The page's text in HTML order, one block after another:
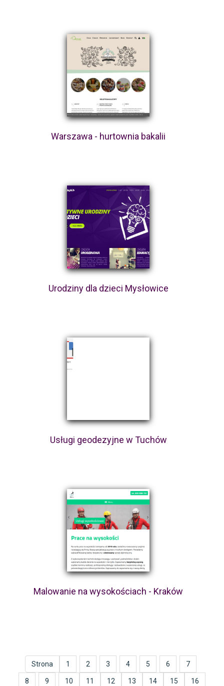
Warszawa - hurtownia bakalii
Urodziny dla dzieci Mysłowice
Usługi geodezyjne w Tuchów
Malowanie na wysokościach - Kraków
Strona 1 2 3 4 5 6 7
8 9 10 11 12 13 14 15 16